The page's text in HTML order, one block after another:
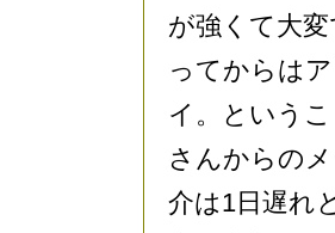
が強くて大
ってからは
イ。という
さんからの
介は1日遅れ